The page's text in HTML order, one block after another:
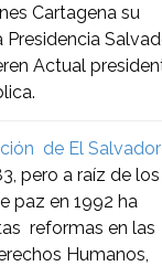
Cartagena su
Presidencia
Actual
de El Salvador
pero a raíz de los
paz en 1992 ha
reformas en las
Humanos,